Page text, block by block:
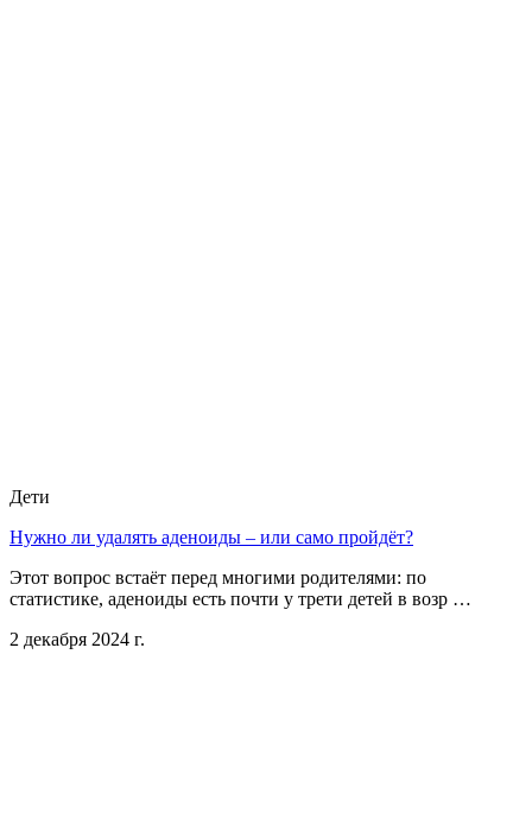
Дети
Нужно ли удалять аденоиды – или само пройдёт?
Этот вопрос встаёт перед многими родителями: по
статистике, аденоиды есть почти у трети детей в возр …
2 декабря 2024 г.